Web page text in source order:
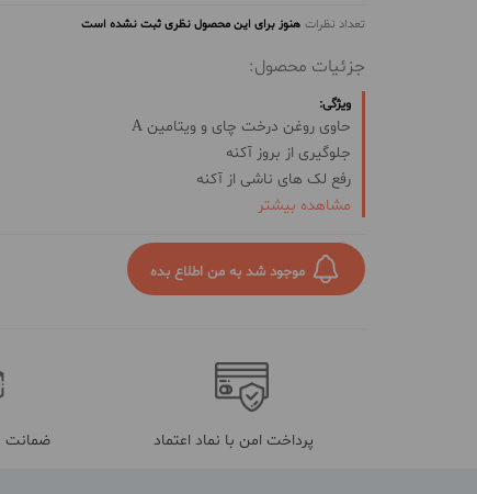
تعداد نظرات هنوز برای این محصول نظری ثبت نشده است
جزئیات محصول:
ویژگی:
حاوی روغن درخت چای و ویتامین A
جلوگیری از بروز آکنه
رفع لک های ناشی از آکنه
روشن کننده پوست
لایه برداری ملایم پوست
کنترل کننده چربی پوست
مشاهده بیشتر
موجود شد به من اطلاع بده
پرداخت امن با نماد اعتماد ضمانت